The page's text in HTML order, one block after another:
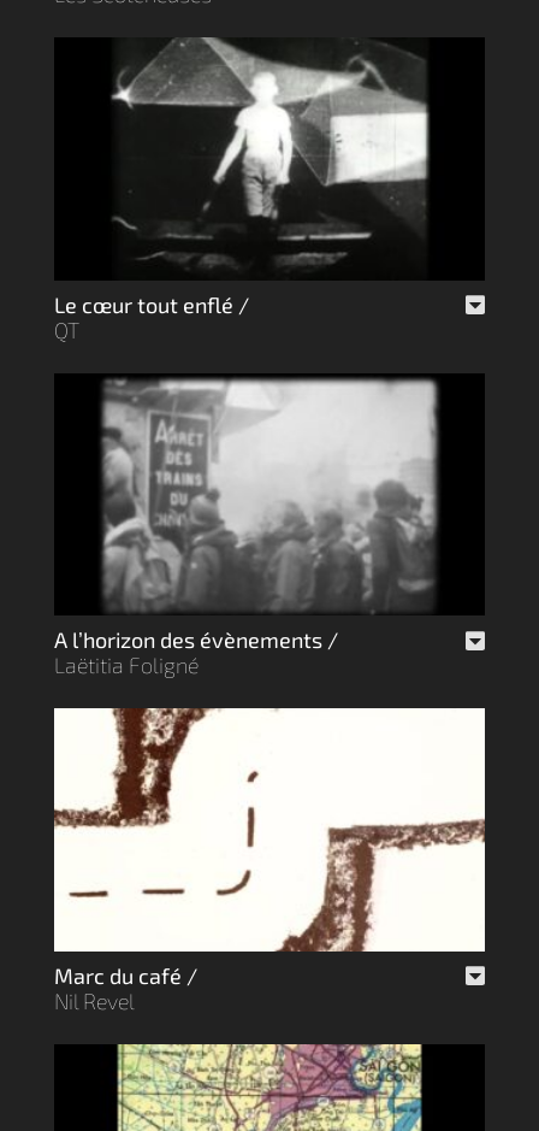
Le cœur tout enflé /
QT
A l’horizon des évènements /
Laëtitia Foligné
Marc du café /
Nil Revel